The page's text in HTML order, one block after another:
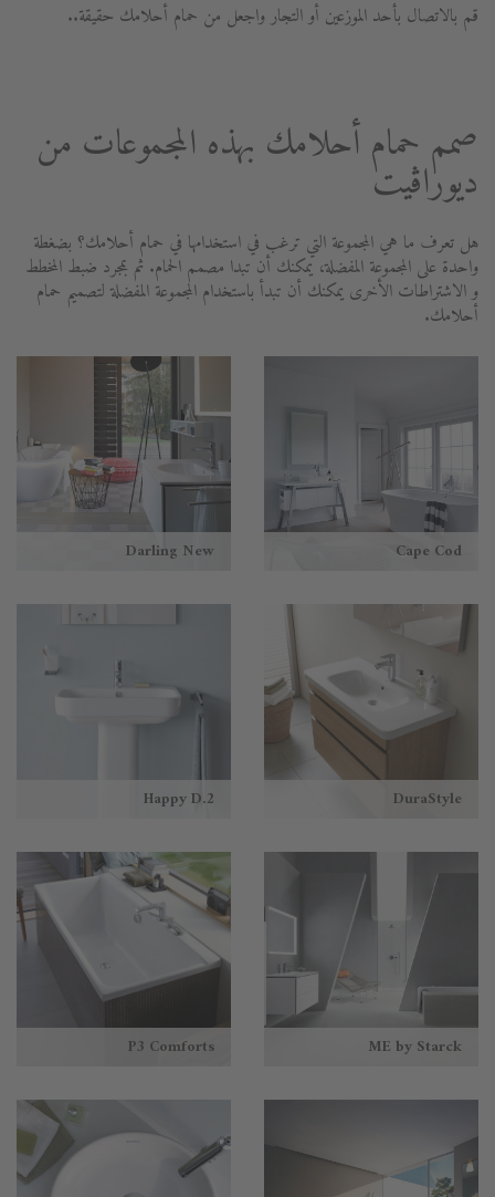
قم بالاتصال بأحد الموزعين أو التجار واجعل من حمام أحلامك حقيقة..
صمم حمام أحلامك بهذه المجموعات من
ديوراڨيت
هل تعرف ما هي المجموعة التي ترغب في استخدامها في حمام أحلامك؟ بضغطة
واحدة على المجموعة المفضلة، يمكنك أن تبدا مصمم الحمام. ثم بمجرد ضبط المخطط
و الاشتراطات الأخرى يمكنك أن تبدأ باستخدام المجموعة المفضلة لتصميم حمام
أحلامك.
Cape Cod
Darling New
DuraStyle
Happy D.2
ME by Starck
P3 Comforts